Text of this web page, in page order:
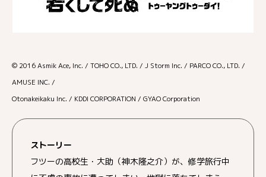
© 2016 Asmik Ace, Inc. / TOHO CO., LTD. / J Storm Inc. / PARCO CO., LTD. /
AMUSE INC. /
Otonakeikaku Inc. / KDDI CORPORATION / GYAO Corporation
ストーリー
フツーの高校生・大助（神木隆之介）が、修学旅行中